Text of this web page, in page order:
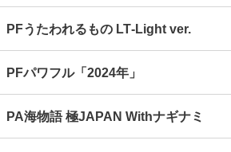
PFうたわれるもの LT‐Light ver.
PFパワフル「2024年」
PA海物語 極JAPAN Withナギナミ